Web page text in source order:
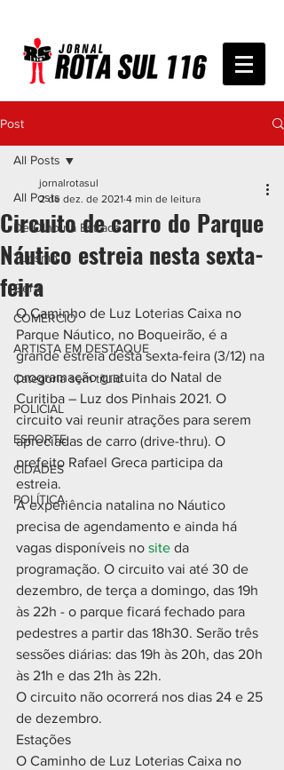
Post
All Posts
De Olho na Estrada
Turismo
Geral
COMÉRCIO
ARTISTA EM DESTAQUE
Categoria sem título
POLICIAL
ESPORTE
CIDADES
POLÍTICA
All Posts
Circuito de carro do Parque
Náutico estreia nesta sexta-
feira
jornalrotasul
2 de dez. de 2021 4 min de leitura
O Caminho de Luz Loterias Caixa no
Parque Náutico, no Boqueirão, é a
grande estreia desta sexta-feira (3/12) na
programação gratuita do Natal de
Curitiba – Luz dos Pinhais 2021. O
circuito vai reunir atrações para serem
apreciadas de carro (drive-thru). O
prefeito Rafael Greca participa da
estreia.
A experiência natalina no Náutico
precisa de agendamento e ainda há
vagas disponíveis no site da
programação. O circuito vai até 30 de
dezembro, de terça a domingo, das 19h
às 22h - o parque ficará fechado para
pedestres a partir das 18h30. Serão três
sessões diárias: das 19h às 20h, das 20h
às 21h e das 21h às 22h.
O circuito não ocorrerá nos dias 24 e 25
de dezembro.
Estações
O Caminho de Luz Loterias Caixa no